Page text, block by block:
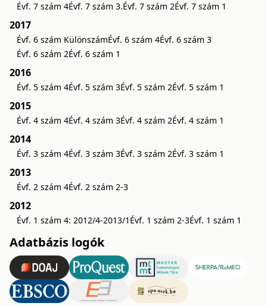
Évf. 7 szám 4Évf. 7 szám 3.Évf. 7 szám 2Évf. 7 szám 1
2017
Évf. 6 szám KülönszámÉvf. 6 szám 4Évf. 6 szám 3
Évf. 6 szám 2Évf. 6 szám 1
2016
Évf. 5 szám 4Évf. 5 szám 3Évf. 5 szám 2Évf. 5 szám 1
2015
Évf. 4 szám 4Évf. 4 szám 3Évf. 4 szám 2Évf. 4 szám 1
2014
Évf. 3 szám 4Évf. 3 szám 3Évf. 3 szám 2Évf. 3 szám 1
2013
Évf. 2 szám 4Évf. 2 szám 2-3
2012
Évf. 1 szám 4: 2012/4-2013/1 Évf. 1 szám 2-3Évf. 1 szám 1
Adatbázis logók